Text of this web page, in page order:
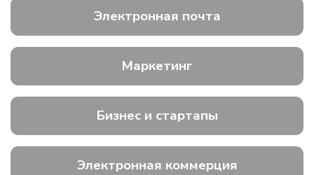
Электронная почта
Маркетинг
Бизнес и стартапы
Электронная коммерция